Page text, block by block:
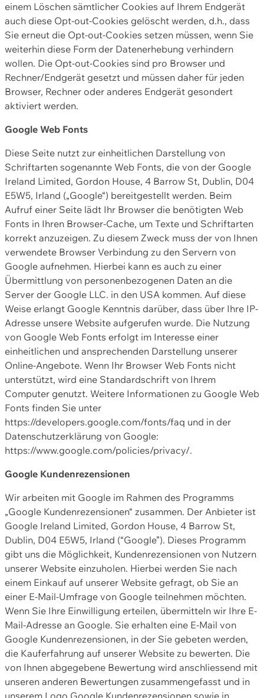
einem Löschen sämtlicher Cookies auf Ihrem Endgerät
auch diese Opt-out-Cookies gelöscht werden, d.h., dass
Sie erneut die Opt-out-Cookies setzen müssen, wenn Sie
weiterhin diese Form der Datenerhebung verhindern
wollen. Die Opt-out-Cookies sind pro Browser und
Rechner/Endgerät gesetzt und müssen daher für jeden
Browser, Rechner oder anderes Endgerät gesondert
aktiviert werden.
Google Web Fonts
Diese Seite nutzt zur einheitlichen Darstellung von
Schriftarten sogenannte Web Fonts, die von der Google
Ireland Limited, Gordon House, 4 Barrow St, Dublin, D04
E5W5, Irland („Google“) bereitgestellt werden. Beim
Aufruf einer Seite lädt Ihr Browser die benötigten Web
Fonts in Ihren Browser-Cache, um Texte und Schriftarten
korrekt anzuzeigen. Zu diesem Zweck muss der von Ihnen
verwendete Browser Verbindung zu den Servern von
Google aufnehmen. Hierbei kann es auch zu einer
Übermittlung von personenbezogenen Daten an die
Server der Google LLC. in den USA kommen. Auf diese
Weise erlangt Google Kenntnis darüber, dass über Ihre IP-
Adresse unsere Website aufgerufen wurde. Die Nutzung
von Google Web Fonts erfolgt im Interesse einer
einheitlichen und ansprechenden Darstellung unserer
Online-Angebote. Wenn Ihr Browser Web Fonts nicht
unterstützt, wird eine Standardschrift von Ihrem
Computer genutzt. Weitere Informationen zu Google Web
Fonts finden Sie unter
https://developers.google.com/fonts/faq und in der
Datenschutzerklärung von Google:
https://www.google.com/policies/privacy/.
Google Kundenrezensionen
Wir arbeiten mit Google im Rahmen des Programms
„Google Kundenrezensionen“ zusammen. Der Anbieter ist
Google Ireland Limited, Gordon House, 4 Barrow St,
Dublin, D04 E5W5, Irland (“Google”). Dieses Programm
gibt uns die Möglichkeit, Kundenrezensionen von Nutzern
unserer Website einzuholen. Hierbei werden Sie nach
einem Einkauf auf unserer Website gefragt, ob Sie an
einer E-Mail-Umfrage von Google teilnehmen möchten.
Wenn Sie Ihre Einwilligung erteilen, übermitteln wir Ihre E-
Mail-Adresse an Google. Sie erhalten eine E-Mail von
Google Kundenrezensionen, in der Sie gebeten werden,
die Kauferfahrung auf unserer Website zu bewerten. Die
von Ihnen abgegebene Bewertung wird anschliessend mit
unseren anderen Bewertungen zusammengefasst und in